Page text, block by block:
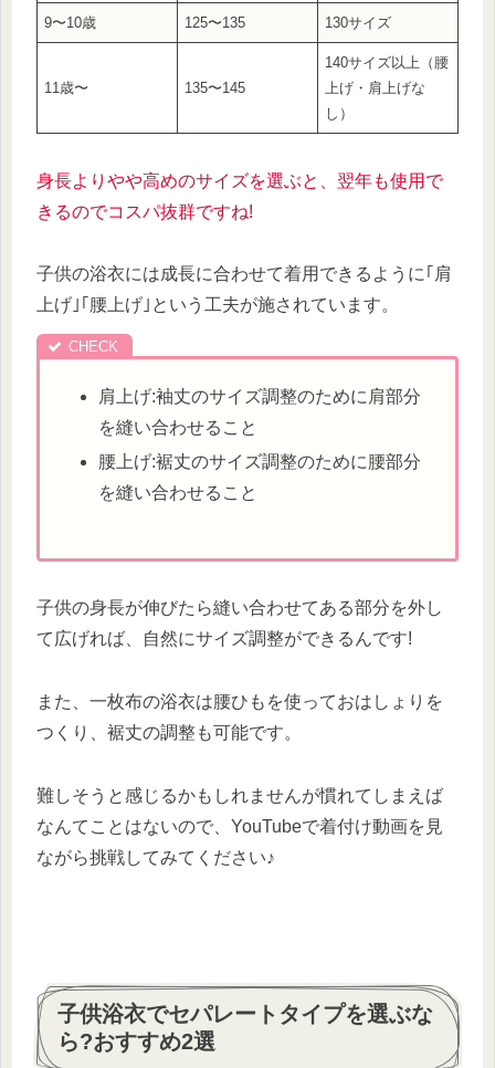
9〜10歳 125〜135 130サイズ
11歳〜 135〜145
140サイズ以上（腰
上げ・肩上げな
し）
身長よりやや高めのサイズを選ぶと、翌年も使用で
きるのでコスパ抜群ですね!
子供の浴衣には成長に合わせて着用できるように｢肩
上げ｣｢腰上げ｣という工夫が施されています。
肩上げ:袖丈のサイズ調整のために肩部分
を縫い合わせること
腰上げ:裾丈のサイズ調整のために腰部分
を縫い合わせること
子供の身長が伸びたら縫い合わせてある部分を外し
て広げれば、自然にサイズ調整ができるんです!
また、一枚布の浴衣は腰ひもを使っておはしょりを
つくり、裾丈の調整も可能です。
難しそうと感じるかもしれませんが慣れてしまえば
なんてことはないので、YouTubeで着付け動画を見
ながら挑戦してみてください♪
子供浴衣でセパレートタイプを選ぶな
ら?おすすめ2選